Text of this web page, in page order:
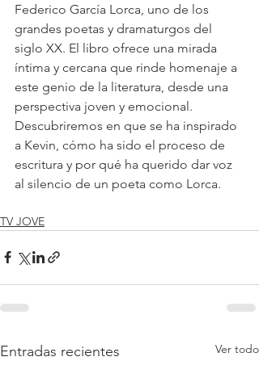
Federico García Lorca, uno de los
grandes poetas y dramaturgos del
siglo XX. El libro ofrece una mirada
íntima y cercana que rinde homenaje a
este genio de la literatura, desde una
perspectiva joven y emocional.
Descubriremos en que se ha inspirado
a Kevin, cómo ha sido el proceso de
escritura y por qué ha querido dar voz
al silencio de un poeta como Lorca.
TV JOVE
Entradas recientes Ver todo